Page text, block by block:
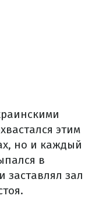
этим
но и каждый
в
заставлял зал